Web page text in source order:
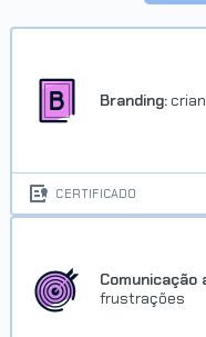
Branding:
CERTIFICADO
Comunicação
frustrações